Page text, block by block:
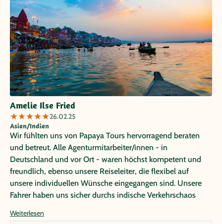
Amelie Ilse Fried
★★★★★26.02.25
Asien/Indien
Wir fühlten uns von Papaya Tours hervorragend beraten
und betreut. Alle Agenturmitarbeiter/innen - in
Deutschland und vor Ort - waren höchst kompetent und
freundlich, ebenso unsere Reiseleiter, die flexibel auf
unsere individuellen Wünsche eingegangen sind. Unsere
Fahrer haben uns sicher durchs indische Verkehrschaos
Aktivitäten haben unsere Erwartungen noch übertroffen.
Weiterlesen